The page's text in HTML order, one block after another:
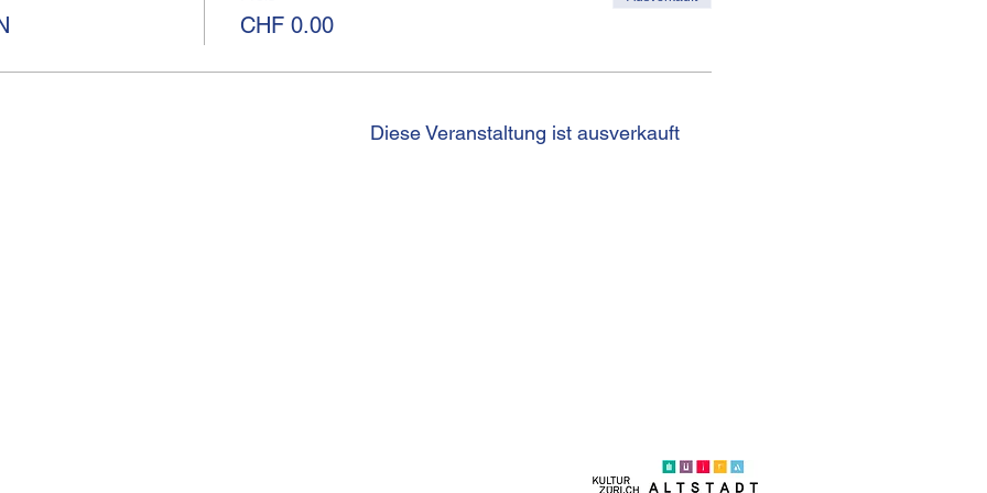
CHF 0.00
Diese Veranstaltung ist ausverkauft